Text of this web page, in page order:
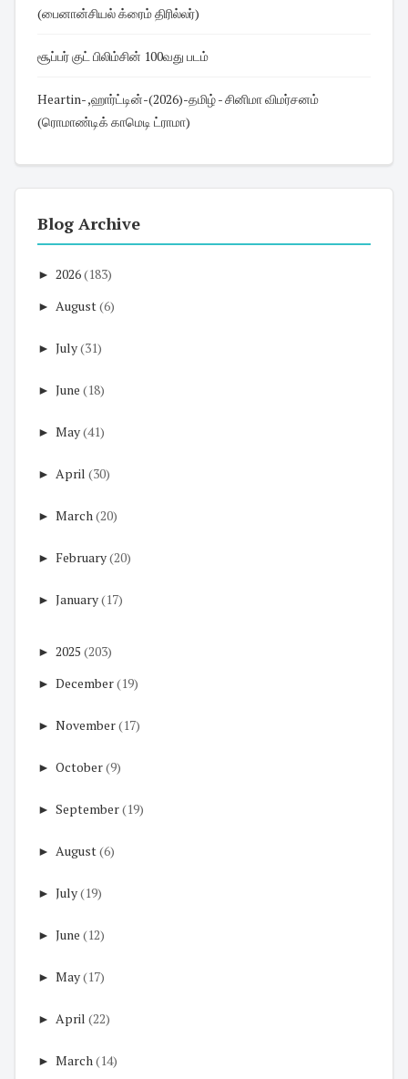
(பைனான்சியல் க்ரைம் திரில்லர்)
சூப்பர் குட் பிலிம்சின் 100வது படம்
Heartin- ,ஹார்ட்டின்-(2026)-தமிழ் - சினிமா விமர்சனம்
(ரொமாண்டிக் காமெடி ட்ராமா)
Blog Archive
► 2026(183)
► August(6)
► July(31)
► June (18)
► May(41)
► April (30)
► March(20)
► February(20)
► January(17)
► 2025 (203)
► December(19)
► November(17)
► October(9)
► September(19)
► August(6)
► July(19)
► June (12)
► May(17)
► April (22)
► March(14)